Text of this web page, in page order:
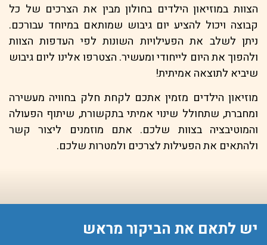
הצוות במוזיאון הילדים בחולון מבין את הצרכים של כל
קבוצה ויכול להציע יום גיבוש שמותאם במיוחד עבורכם.
ניתן לשלב את הפעילויות השונות לפי העדפות הצוות
ולהפוך את היום לייחודי ומעשיר. הצטרפו אלינו ליום גיבוש
שיביא לתוצאה אמיתית!
מוזיאון הילדים מזמין אתכם לקחת חלק בחוויה מעשירה
ומחברת, שתחולל שינוי אמיתי בתקשורת, שיתוף הפעולה
והמוטיבציה בצוות שלכם. אתם מוזמנים ליצור קשר
ולהתאים את הפעילות לצרכים ולמטרות שלכם.
יש לתאם את הביקור מראש